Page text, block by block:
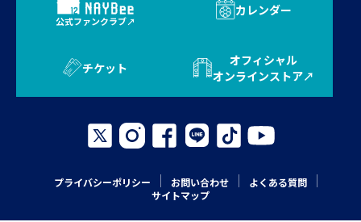
公式ファンクラブ
カレンダー
チケット
オフィシャル
オンラインストア
プライバシーポリシー お問い合わせ
よくある質問
サイトマップ